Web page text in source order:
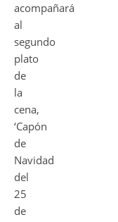
acompañará
al
segundo
plato
de
la
cena,
‘Capón
de
Navidad
del
25
de